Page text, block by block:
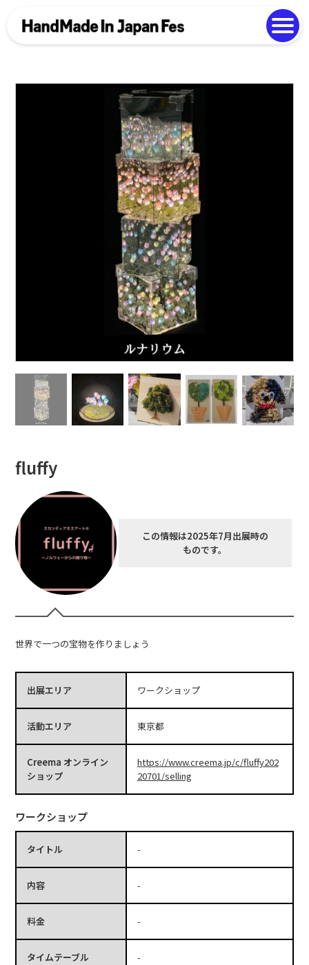
Photo Gallery
fluffy
この情報は2025年7月出展時の
ものです。
世界で一つの宝物を作りましょう
出展エリア ワークショップ
活動エリア 東京都
Creema オンライン
ショップ
https://www.creema.jp/c/fluffy202
20701/selling
ワークショップ
タイトル -
内容 -
料金 -
タイムテーブル -